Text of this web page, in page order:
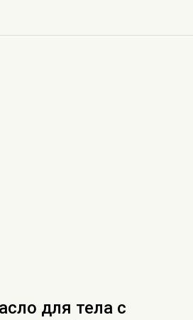
для тела с